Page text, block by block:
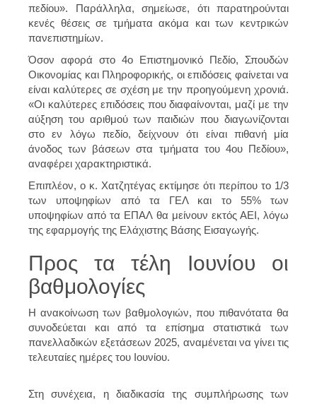
πεδίου». Παράλληλα, σημείωσε, ότι παρατηρούνται
κενές θέσεις σε τμήματα ακόμα και των κεντρικών
πανεπιστημίων.
Όσον αφορά στο 4ο Επιστημονικό Πεδίο, Σπουδών
Οικονομίας και Πληροφορικής, οι επιδόσεις φαίνεται να
είναι καλύτερες σε σχέση με την προηγούμενη χρονιά.
«Οι καλύτερες επιδόσεις που διαφαίνονται, μαζί με την
αύξηση του αριθμού των παιδιών που διαγωνίζονται
στο εν λόγω πεδίο, δείχνουν ότι είναι πιθανή μία
άνοδος των βάσεων στα τμήματα του 4ου Πεδίου»,
αναφέρει χαρακτηριστικά.
Επιπλέον, ο κ. Χατζητέγας εκτίμησε ότι περίπου το 1/3
των υποψηφίων από τα ΓΕΛ και το 55% των
υποψηφίων από τα ΕΠΑΛ θα μείνουν εκτός ΑΕΙ, λόγω
της εφαρμογής της Ελάχιστης Βάσης Εισαγωγής.
Προς τα τέλη Ιουνίου οι
βαθμολογίες
Η ανακοίνωση των βαθμολογιών, που πιθανότατα θα
συνοδεύεται και από τα επίσημα στατιστικά των
πανελλαδικών εξετάσεων 2025, αναμένεται να γίνει τις
τελευταίες ημέρες του Ιουνίου.
Στη συνέχεια, η διαδικασία της συμπλήρωσης των